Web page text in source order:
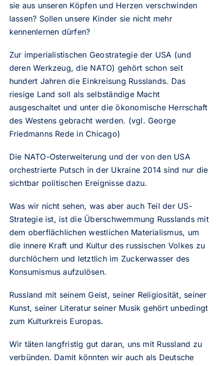
sie aus unseren Köpfen und Herzen verschwinden
lassen? Sollen unsere Kinder sie nicht mehr
kennenlernen dürfen?
Zur imperialistischen Geostrategie der USA (und
deren Werkzeug, die NATO) gehört schon seit
hundert Jahren die Einkreisung Russlands. Das
riesige Land soll als selbständige Macht
ausgeschaltet und unter die ökonomische Herrschaft
des Westens gebracht werden. (vgl. George
Friedmanns Rede in Chicago)
Die NATO-Osterweiterung und der von den USA
orchestrierte Putsch in der Ukraine 2014 sind nur die
sichtbar politischen Ereignisse dazu.
Was wir nicht sehen, was aber auch Teil der US-
Strategie ist, ist die Überschwemmung Russlands mit
dem oberflächlichen westlichen Materialismus, um
die innere Kraft und Kultur des russischen Volkes zu
durchlöchern und letztlich im Zuckerwasser des
Konsumismus aufzulösen.
Russland mit seinem Geist, seiner Religiosität, seiner
Kunst, seiner Literatur seiner Musik gehört unbedingt
zum Kulturkreis Europas.
Wir täten langfristig gut daran, uns mit Russland zu
verbünden. Damit könnten wir auch als Deutsche